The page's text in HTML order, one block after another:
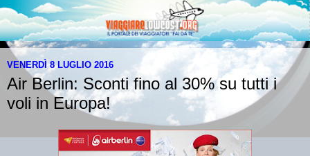
VENERDÌ 8 LUGLIO 2016
Air Berlin: Sconti fino al 30% su tutti i
voli in Europa!